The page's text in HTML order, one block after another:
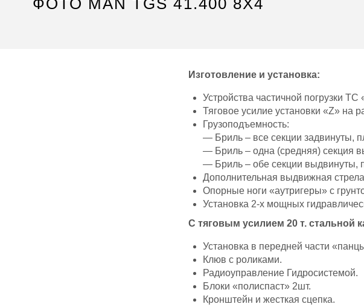
ФОТО MAN TGS 41.400 8X4
Изготовление и установка:
Устройства частичной погрузки
Тяговое усилие установки «Z» на
Грузоподъемность:
— Бриль – все секции задвинуты,
— Бриль – одна (средняя) секция
— Бриль – обе секции выдвинуты,
Дополнительная выдвижная
Опорные ноги «аутригеры» с
Установка 2-х мощных
С тяговым усилием 20 т. стальной
Установка в передней части
Клюв с роликами.
Радиоуправление Гидросистемой.
Блоки «полиспаст» 2шт.
Кронштейн и жесткая сцепка.